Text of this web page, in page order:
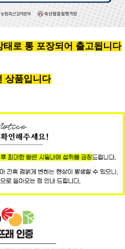
로 통 포장되어 출고됩니다
상품입니다